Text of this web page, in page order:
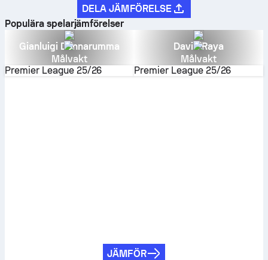
DELA JÄMFÖRELSE
Populära spelarjämförelser
Gianluigi Donnarumma
Målvakt
Premier League 25/26
David Raya
Målvakt
Premier League 25/26
JÄMFÖR